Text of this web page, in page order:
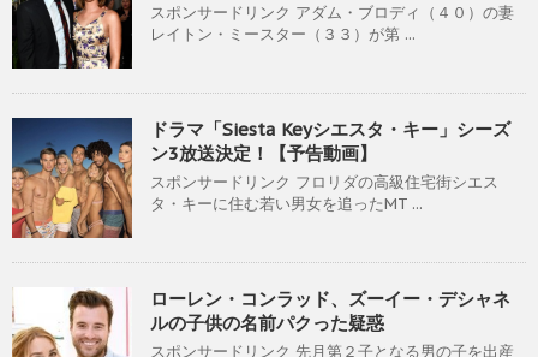
スポンサードリンク アダム・ブロディ（４０）の妻
レイトン・ミースター（３３）が第 ...
ドラマ「Siesta Keyシエスタ・キー」シーズ
ン3放送決定！【予告動画】
スポンサードリンク フロリダの高級住宅街シエス
タ・キーに住む若い男女を追ったMT ...
ローレン・コンラッド、ズーイー・デシャネ
ルの子供の名前パクった疑惑
スポンサードリンク 先月第２子となる男の子を出産